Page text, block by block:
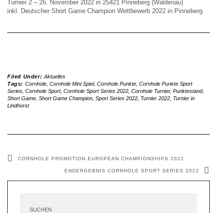
Turnier 2 – 26. November 2022 in 25421 Pinneberg (Waldenau)
inkl. Deutscher Short Game Champion Wettbewerb 2022 in Pinneberg
Filed Under: Aktuelles
Tags: Cornhole, Cornhole Mini Spiel, Cornhole Punkte, Cornhole Punkte Sport
Series Cornhole Sport, Cornhole Sport Series 2022 Cornhole Turnier, Punktestand,
Short Game Short Game Champion Sport Series 2022 Turnier 2022 Turnier in
Lindhorst
CORNHOLE PROMOTION EUROPEAN CHAMPIONSHIPS 2022
ENDERGEBNIS CORNHOLE SPORT SERIES 2022
SUCHEN